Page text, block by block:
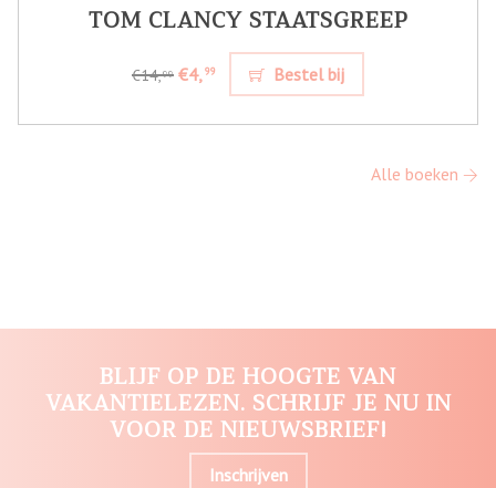
TOM CLANCY STAATSGREEP
€14,99 €4,99 Bestel bij
Alle boeken
BLIJF OP DE HOOGTE VAN
VAKANTIELEZEN. SCHRIJF JE NU IN
VOOR DE NIEUWSBRIEF!
Inschrijven